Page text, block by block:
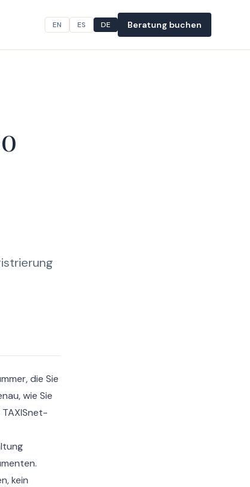
EN ES DE Beratung buchen
die Sie
wie Sie
kein